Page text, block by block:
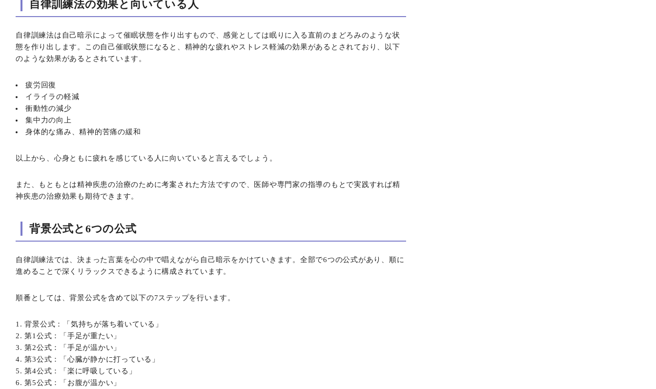
自律訓練法の効果と向いている人
自律訓練法は自己暗示によって催眠状態を作り出すもので、感覚としては眠りに入る直前のまどろみのような状
態を作り出します。この自己催眠状態になると、精神的な疲れやストレス軽減の効果があるとされており、以下
のような効果があるとされています。
疲労回復
イライラの軽減
衝動性の減少
集中力の向上
身体的な痛み、精神的苦痛の緩和
以上から、心身ともに疲れを感じている人に向いていると言えるでしょう。
また、もともとは精神疾患の治療のために考案された方法ですので、医師や専門家の指導のもとで実践すれば精
神疾患の治療効果も期待できます。
背景公式と6つの公式
自律訓練法では、決まった言葉を心の中で唱えながら自己暗示をかけていきます。全部で6つの公式があり、順に
進めることで深くリラックスできるように構成されています。
順番としては、背景公式を含めて以下の7ステップを行います。
背景公式：「気持ちが落ち着いている」
第1公式：「手足が重たい」
第2公式：「手足が温かい」
第3公式：「心臓が静かに打っている」
第4公式：「楽に呼吸している」
第5公式：「お腹が温かい」